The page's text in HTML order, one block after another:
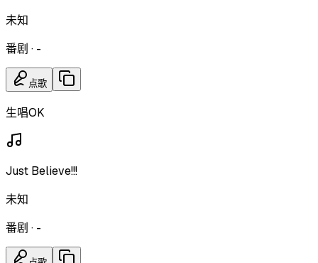
未知
番剧 · -
点歌
生唱OK
Just Believe!!!
未知
番剧 · -